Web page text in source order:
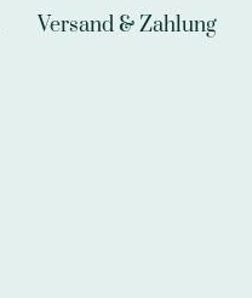
Versand & Zahlung